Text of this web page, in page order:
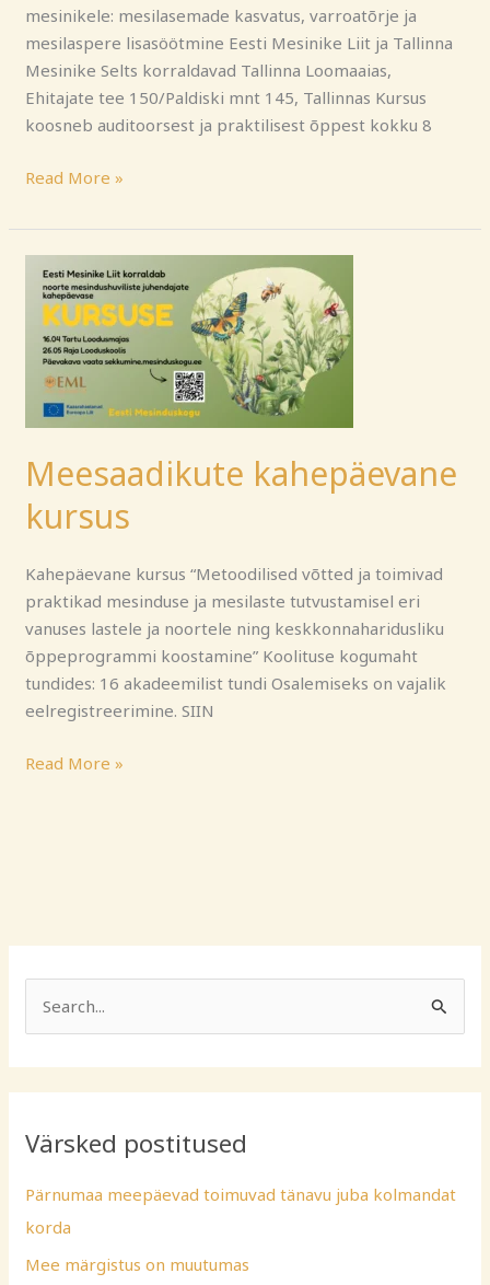
mesinikele: mesilasemade kasvatus, varroatõrje ja
mesilaspere lisasöötmine Eesti Mesinike Liit ja Tallinna
Mesinike Selts korraldavad Tallinna Loomaaias,
Ehitajate tee 150/Paldiski mnt 145, Tallinnas Kursus
koosneb auditoorsest ja praktilisest õppest kokku 8
Read More »
Meesaadikute kahepäevane
kursus
Kahepäevane kursus “Metoodilised võtted ja toimivad
praktikad mesinduse ja mesilaste tutvustamisel eri
vanuses lastele ja noortele ning keskkonnaharidusliku
õppeprogrammi koostamine” Koolituse kogumaht
tundides: 16 akadeemilist tundi Osalemiseks on vajalik
eelregistreerimine. SIIN
Meesaadikute
kahepäevane
kursus
Read More »
c
f
o
r
Värsked postitused
Pärnumaa meepäevad toimuvad tänavu juba kolmandat
korda
Mee märgistus on muutumas